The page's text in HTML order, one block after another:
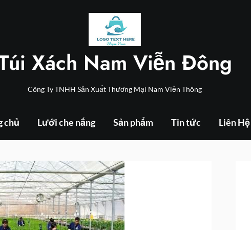
Xách Nam Viễn Đông
Công Ty TNHH Sản Xuất Thương Mại Nam Viễn Thông
chủ Lưới che nắng Sản phẩm Tin tức Liên Hệ